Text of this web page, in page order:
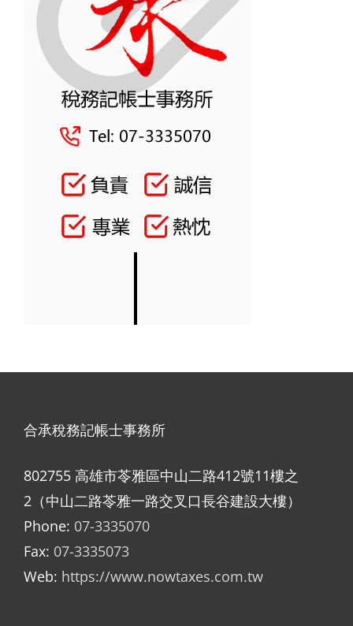
合承稅務記帳士事務所
802755 高雄市苓雅區中山二路412號11樓之
2（中山二路苓雅一路交叉口長谷建設大樓）
Phone: 07-3335070
Fax: 07-3335073
Web: https://www.nowtaxes.com.tw